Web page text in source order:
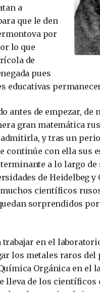
a
que le den
por
lo que
de
pues
educativas
antes de empezar,
gran matemática
y tras un
continúe con ella sus
a lo largo
de Heidelbeg
científicos
sorprendidos
en el
los metales raros del
Orgánica en el
lleva de los científicos